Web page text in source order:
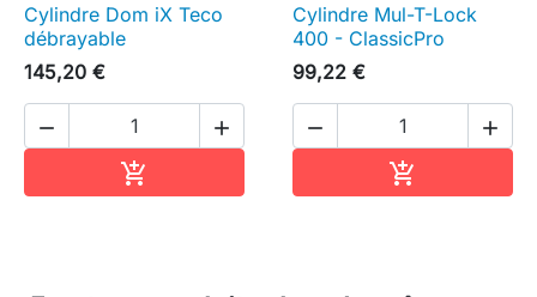
Cylindre Dom iX Teco
débrayable
145,20 €
 

Cylindre Mul-T-Lock
400 - ClassicPro
99,22 €
 
